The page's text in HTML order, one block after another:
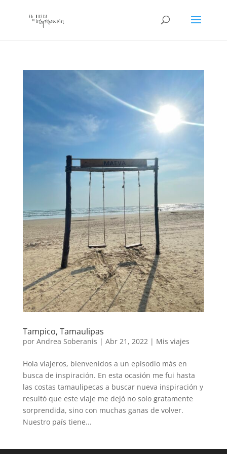
Tampico, Tamaulipas
por Andrea Soberanis | Abr 21, 2022| Mis viajes
Hola viajeros, bienvenidos a un episodio más en
busca de inspiración. En esta ocasión me fui hasta
las costas tamaulipecas a buscar nueva inspiración y
resultó que este viaje me dejó no solo gratamente
sorprendida, sino con muchas ganas de volver.
Nuestro país tiene...